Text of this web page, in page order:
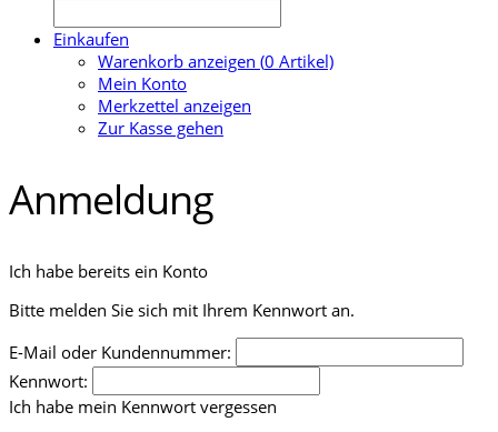
Einkaufen
Warenkorb anzeigen (0 Artikel)
Mein Konto
Merkzettel anzeigen
Zur Kasse gehen
Anmeldung
Ich habe bereits ein Konto
Bitte melden Sie sich mit Ihrem Kennwort an.
E-Mail oder Kundennummer:
Kennwort:
Ich habe mein Kennwort vergessen